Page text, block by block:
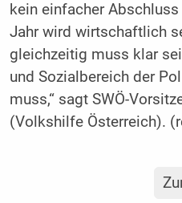
kein einfacher
Jahr wird wirtschaftlich
gleichzeitig muss klar
und Sozialbereich der
muss,“ sagt SWÖ-
(Volkshilfe Österreich).